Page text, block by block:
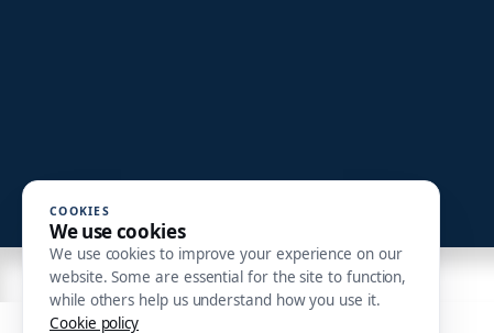
COOKIES
We use cookies
We use cookies to improve your experience on our
website. Some are essential for the site to function,
while others help us understand how you use it.
Cookie policy